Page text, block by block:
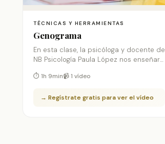
TÉCNICAS Y HERRAMIENTAS
Genograma
En esta clase, la psicóloga y docente de
NB Psicología Paula López nos enseñará
veremos los tipos de relaciones y cómo
del genograma.
⏱ 1h 9min📹 1 vídeo
→ Regístrate gratis para ver el vídeo